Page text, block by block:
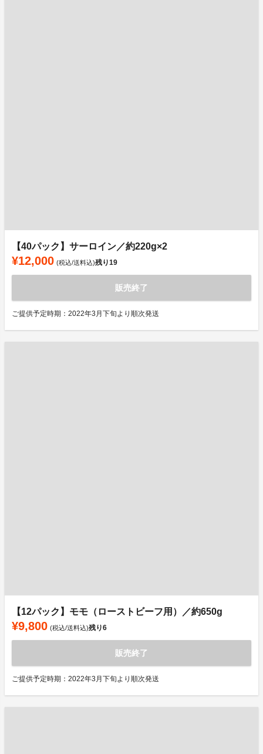
【40パック】サーロイン／約220g×2
¥12,000 (税込/送料込)残り19
販売終了
ご提供予定時期：2022年3月下旬より順次発送
【12パック】モモ（ローストビーフ用）／約650g
¥9,800 (税込/送料込)残り6
販売終了
ご提供予定時期：2022年3月下旬より順次発送